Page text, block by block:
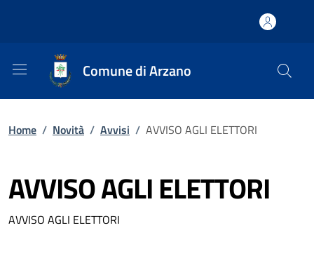
Comune di Arzano
Home / Novità / Avvisi / AVVISO AGLI ELETTORI
AVVISO AGLI ELETTORI
AVVISO AGLI ELETTORI